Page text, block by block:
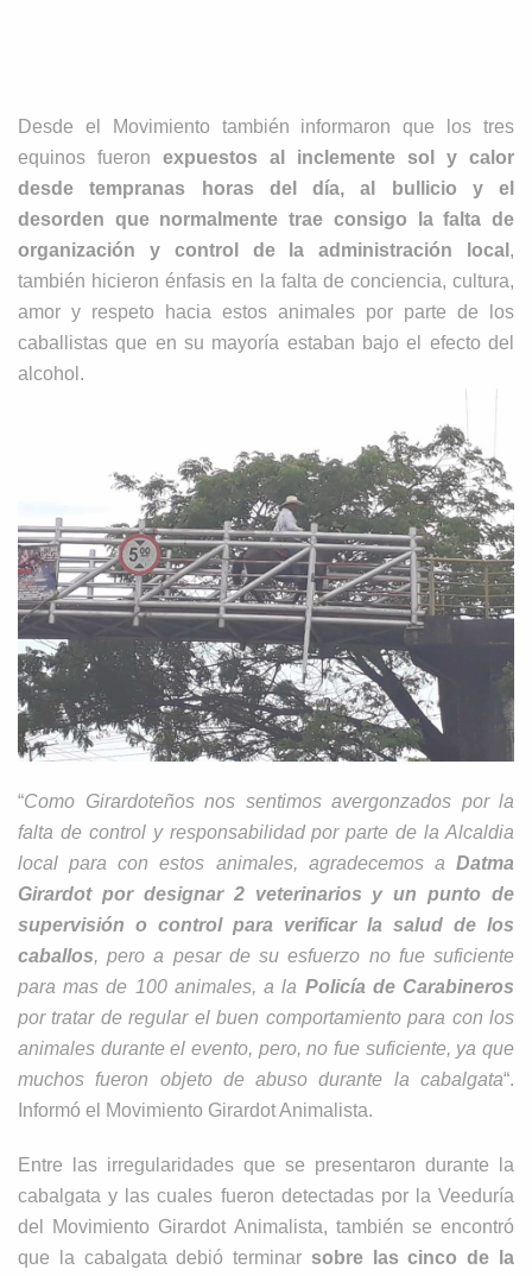
Desde el Movimiento también informaron que los tres
equinos fueron expuestos al inclemente sol y calor
desde tempranas horas del día, al bullicio y el
desorden que normalmente trae consigo la falta de
organización y control de la administración local ,
también hicieron énfasis en la falta de conciencia, cultura,
amor y respeto hacia estos animales por parte de los
caballistas que en su mayoría estaban bajo el efecto del
alcohol.
“Como Girardoteños nos sentimos avergonzados por la
falta de control y responsabilidad por parte de la Alcaldia
local para con estos animales, agradecemos a Datma
Girardot por designar 2 veterinarios y un punto de
supervisión o control para verificar la salud de los
caballos, pero a pesar de su esfuerzo no fue suficiente
para mas de 100 animales, a la Policía de Carabineros
por tratar de regular el buen comportamiento para con los
animales durante el evento, pero, no fue suficiente, ya que
muchos fueron objeto de abuso durante la cabalgata“.
Informó el Movimiento Girardot Animalista.
Entre las irregularidades que se presentaron durante la
cabalgata y las cuales fueron detectadas por la Veeduría
del Movimiento Girardot Animalista, también se encontró
que la cabalgata debió terminar sobre las cinco de la